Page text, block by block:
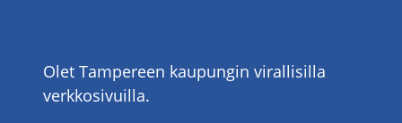
Olet Tampereen kaupungin virallisilla
verkkosivuilla.